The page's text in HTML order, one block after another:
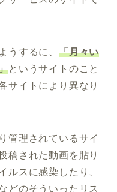
うするに、 「月々い
というサイトのこと
サイトにより異なり
管理されているサイ
稿された動画を貼り
ルスに感染したり、
どのそういったリス